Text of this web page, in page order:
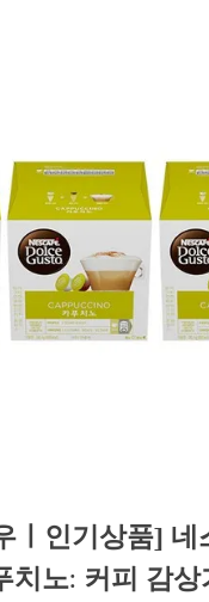
ㅣ인기상품] 네
치노: 커피 감상